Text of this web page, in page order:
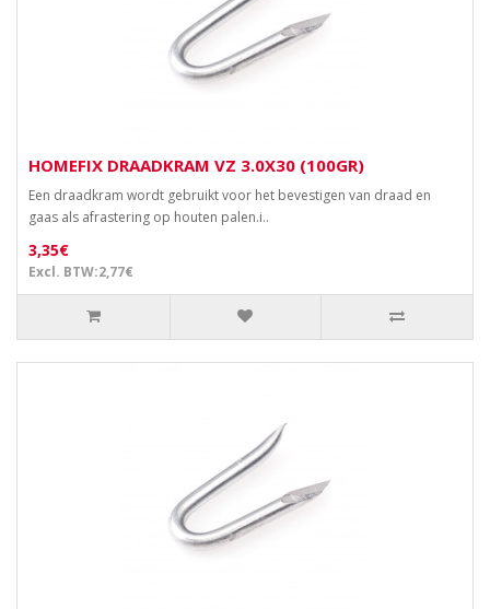
HOMEFIX DRAADKRAM VZ 3.0X30 (100GR)
Een draadkram wordt gebruikt voor het bevestigen van draad en
gaas als afrastering op houten palen.i..
3,35€
Excl. BTW:2,77€